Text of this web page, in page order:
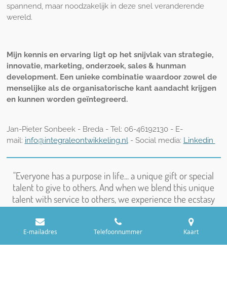
spannend, maar noodzakelijk in deze snel veranderende
wereld.
Mijn kennis en ervaring ligt op het snijvlak van strategie,
innovatie, marketing, onderzoek, sales & hunman
development. Een unieke combinatie waardoor zowel de
menselijke als de organisatorische kant aandacht krijgen
en kunnen worden geïntegreerd.
Jan-Pieter Sonbeek - Breda - Tel: 06-46192130 - E-
mail: info@integraleontwikkeling.nl - Social media: Linkedin
"Everyone has a purpose in life... a unique gift or special
talent to give to others. And when we blend this unique
talent with service to others, we experience the ecstasy
and exultation of our own spirit, which is the ultimate goal
of all goals."
E-mailadres Telefoonnummer Kaart